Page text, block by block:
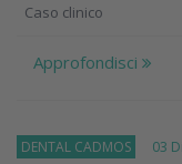
Caso clinico
Approfondisci
DENTAL CADMOS 03